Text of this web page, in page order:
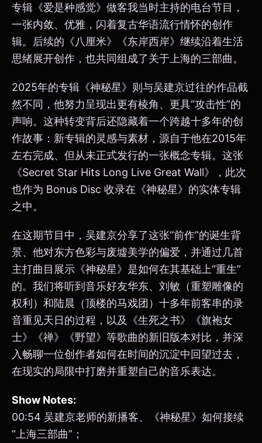
专辑《爱是种感觉》做客我当时主持的电台节目，
一张内敛、优雅，闪着复古华语流行情怀的创作
辑。后续的《八厘米》《东岸西岸》继续沿着生活
思绪展开创作，也共同组成了关于上海的三部曲。
2025年的专辑《神秘星》则与吴建京过往的作品截
然不同，他努力呈现出更有棱角、更具“攻击性”的
声响。这种转变背后还隐藏着一个跨越十多年的创
作故事：新专辑的灵感与素材，源自于他在2015年
左右完成、但从未正式发行的一张概念专辑。这张
《Secret Star Hits Long Live Great Wall》，此次
也作为 Bonus Disc 收录在《神秘星》的实体专辑
之中。
在这期节目中，吴建京分享了这张“前作”的诞生背
景、他对东方色彩与废墟美学的偏爱，并通过几首
主打曲目展示《神秘星》是如何在其基础上“重生”
的。我们将听到音乐好友华东、刘敏（重塑雕像的
权利）和陆晨（顶楼的马戏团）十多年前客串的录
音重见天日的过程，以及《生死之书》《旗袍女
士》《禅》《野望》等歌曲的新旧版本对比，并深
入畅聊一位创作者如何在时间的沉淀中回望过去，
在现实的局限中打磨并重塑自己的音乐表达。
Show Notes:
00:54 吴建京老师的新播客、《神秘星》如何接续
“上海三部曲”；